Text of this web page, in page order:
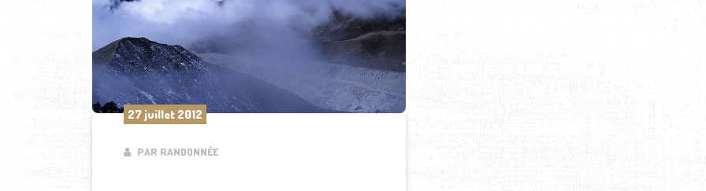
27 juillet 2012
PAR RANDONNÉE